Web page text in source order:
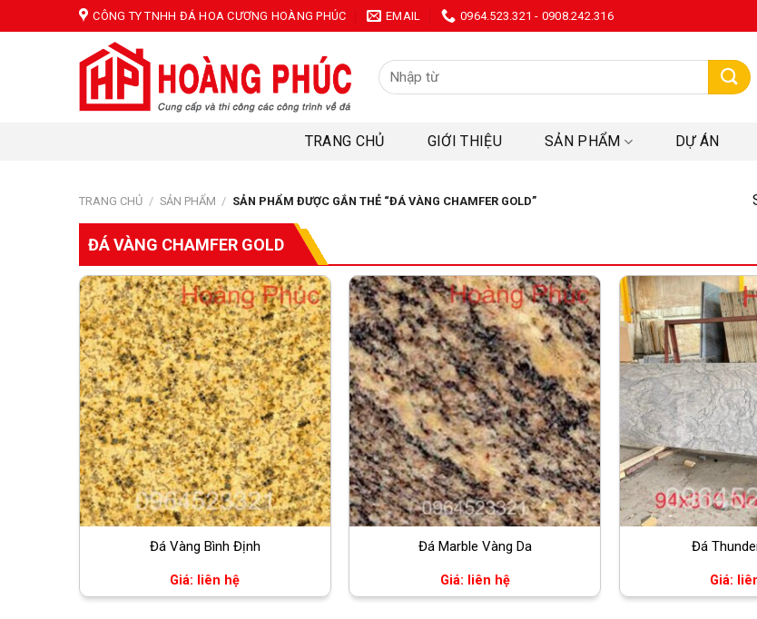
to
CÔNG TY TNHH ĐÁ HOA CƯƠNG HOÀNG PHÚC EMAIL 0964.523.321 - 0908.242.316
Tìm
kiếm:
TRANG CHỦ GIỚI THIỆU SẢN PHẨM DỰ ÁN
TRANG CHỦ / SẢN PHẨM / SẢN PHẨM ĐƯỢC GẮN THẺ “ĐÁ VÀNG CHAMFER GOLD”
ĐÁ VÀNG CHAMFER GOLD
Đá Vàng Bình Định
Giá: liên hệ
Đá Marble Vàng Da
Giá: liên hệ
Đá
Giá: